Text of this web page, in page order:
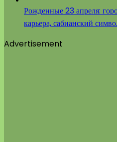
Рожденные 23 апреля:
карьера, сабианский
Advertisement